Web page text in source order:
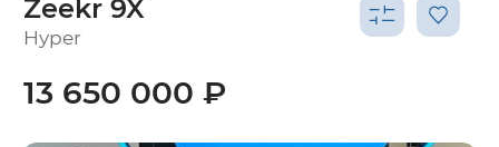
Zeekr 9X
Hyper
13 650 000 ₽